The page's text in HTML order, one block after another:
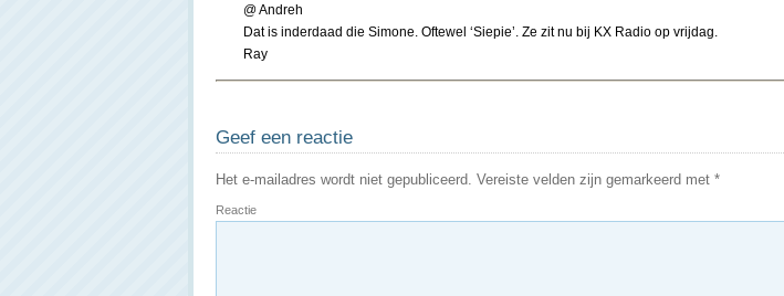
@ Andreh
Dat is inderdaad die Simone. Oftewel ‘Siepie’. Ze zit nu bij KX Radio op vrijdag.
Ray
Geef een reactie
Het e-mailadres wordt niet gepubliceerd. Vereiste velden zijn gemarkeerd met *
Reactie